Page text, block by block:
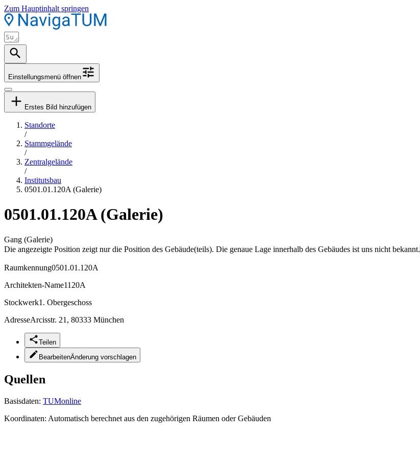
Zum Hauptinhalt springen
Einstellungsmenü öffnen
Erstes Bild hinzufügen
Standorte
/
Stammgelände
/
Zentralgelände
/
Institutsbau
0501.01.120A (Galerie)
0501.01.120A (Galerie)
Gang (Galerie)
Die angezeigte Position zeigt nur die Position des Gebäude(teils). Die genaue Lage innerhalb des Gebäudes ist uns nicht bekannt.
Raumkennung0501.01.120A
Architekten-Name1120A
Stockwerk1. Obergeschoss
AdresseArcisstr. 21, 80333 München
Teilen
BearbeitenÄnderung vorschlagen
Quellen
Basisdaten: TUMonline
Koordinaten: Automatisch berechnet aus den zugehörigen Räumen oder Gebäuden